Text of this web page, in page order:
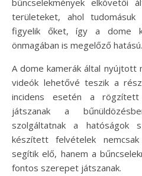
bűncselekmények elkövetői
területeket, ahol
figyelik őket, így a dome
önmagában is megelőző hatású.
A dome kamerák által nyújtott
videók lehetővé teszik a
incidens esetén a rögzített
játszanak a
szolgáltatnak a hatóságok
készített felvételek
segítik elő, hanem a
fontos szerepet játszanak.